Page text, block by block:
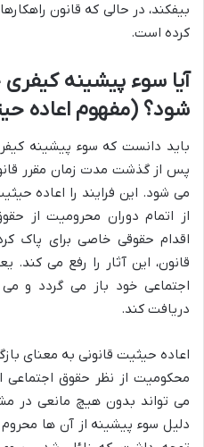
بیفکند، در حالی که قانون
کرده است.
آیا سوء پیشینه
شود؟ (مفهوم اعاده
باید دانست که سوء پیشینه
پس از گذشت مدت زمان مقرر
می شود. این فرایند را اعاده
از اتمام دوران محرومیت از
اقدام حقوقی خاصی برای پاک
قانون، این آثار را رفع می کند.
اجتماعی خود باز می گردد و
دریافت کند.
اعاده حیثیت قانونی به معنای
محکومیت از نظر حقوق
می تواند بدون هیچ مانعی در
دلیل سوء پیشینه از آن ها محروم